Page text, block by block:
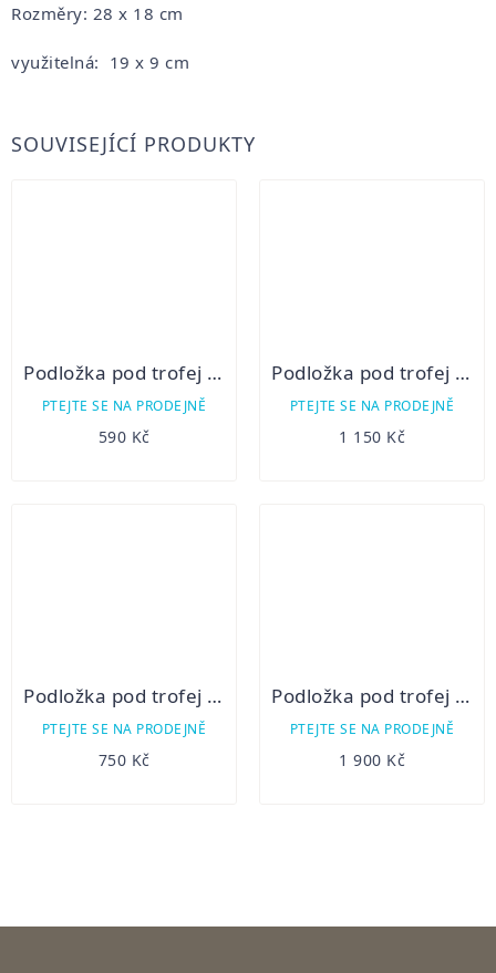
Rozměry: 28 x 18 cm
využitelná: 19 x 9 cm
SOUVISEJÍCÍ PRODUKTY
Podložka pod trofej - Srnec I
PTEJTE SE NA PRODEJNĚ
590 Kč
Podložka pod trofej - Divočák IV
PTEJTE SE NA PRODEJNĚ
1 150 Kč
Podložka pod trofej - Srnec
PTEJTE SE NA PRODEJNĚ
750 Kč
Podložka pod trofej - Jelen II
PTEJTE SE NA PRODEJNĚ
1 900 Kč